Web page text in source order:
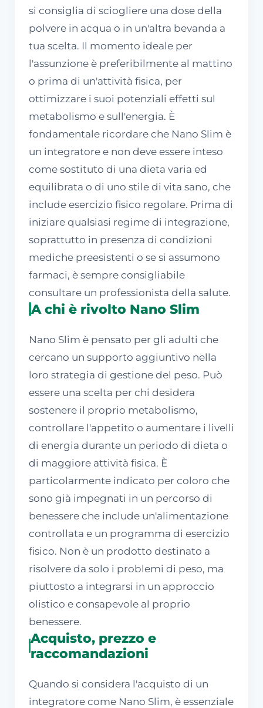
si consiglia di sciogliere una dose della
polvere in acqua o in un'altra bevanda a
tua scelta. Il momento ideale per
l'assunzione è preferibilmente al mattino
o prima di un'attività fisica, per
ottimizzare i suoi potenziali effetti sul
metabolismo e sull'energia. È
fondamentale ricordare che Nano Slim è
un integratore e non deve essere inteso
come sostituto di una dieta varia ed
equilibrata o di uno stile di vita sano, che
include esercizio fisico regolare. Prima di
iniziare qualsiasi regime di integrazione,
soprattutto in presenza di condizioni
mediche preesistenti o se si assumono
farmaci, è sempre consigliabile
consultare un professionista della salute.
A chi è rivolto Nano Slim
Nano Slim è pensato per gli adulti che
cercano un supporto aggiuntivo nella
loro strategia di gestione del peso. Può
essere una scelta per chi desidera
sostenere il proprio metabolismo,
controllare l'appetito o aumentare i livelli
di energia durante un periodo di dieta o
di maggiore attività fisica. È
particolarmente indicato per coloro che
sono già impegnati in un percorso di
benessere che include un'alimentazione
controllata e un programma di esercizio
fisico. Non è un prodotto destinato a
risolvere da solo i problemi di peso, ma
piuttosto a integrarsi in un approccio
olistico e consapevole al proprio
benessere.
Acquisto, prezzo e
raccomandazioni
Quando si considera l'acquisto di un
integratore come Nano Slim, è essenziale